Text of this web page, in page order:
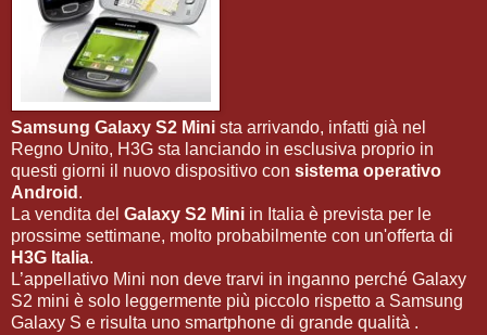
Samsung Galaxy S2 Mini sta arrivando, infatti già nel
Regno Unito, H3G sta lanciando in esclusiva proprio in
questi giorni il nuovo dispositivo con sistema operativo
Android .
La vendita del Galaxy S2 Mini in Italia è prevista per le
prossime settimane, molto probabilmente con un'offerta di
H3G Italia.
L’appellativo Mini non deve trarvi in inganno perché Galaxy
S2 mini è solo leggermente più piccolo rispetto a Samsung
Galaxy S e risulta uno smartphone di grande qualità .